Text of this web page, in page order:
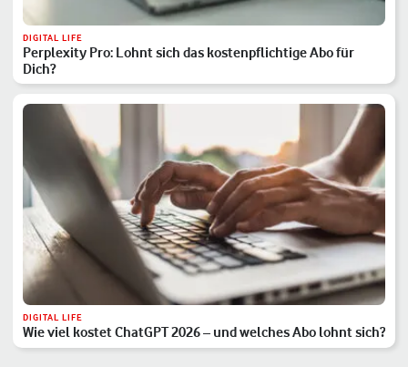
DIGITAL LIFE
Perplexity Pro: Lohnt sich das kostenpflichtige Abo für
Dich?
DIGITAL LIFE
Wie viel kostet ChatGPT 2026 – und welches Abo lohnt sich?